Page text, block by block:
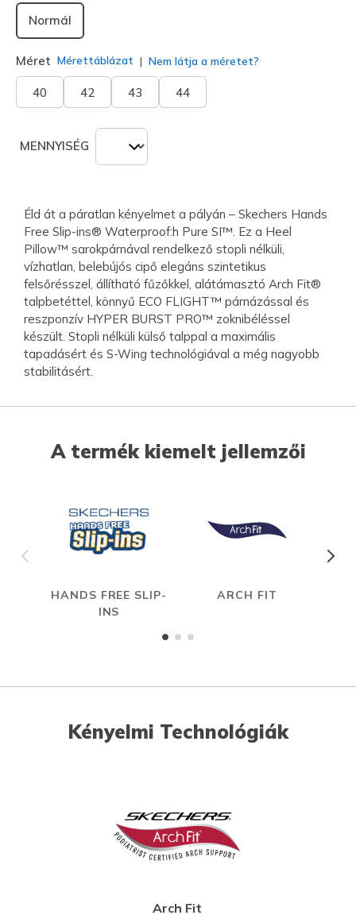
Normál
Méret Mérettáblázat Nem látja a méretet?
40 42 43 44
MENNYISÉG
Éld át a páratlan kényelmet a pályán – Skechers Hands
Free Slip-ins® Waterproof:h Pure SI™. Ez a Heel
Pillow™ sarokpárnával rendelkező stopli nélküli,
vízhatlan, belebújós cipő elegáns szintetikus
felsőrésszel, állítható fűzőkkel, alátámasztó Arch Fit®
talpbetéttel, könnyű ECO FLIGHT™ párnázással és
reszponzív HYPER BURST PRO™ zoknibéléssel
készült. Stopli nélküli külső talppal a maximális
tapadásért és S-Wing technológiával a még nagyobb
stabilitásért.
A termék kiemelt jellemzői
HANDS FREE SLIP-
INS
ARCH FIT
Kényelmi Technológiák
Arch Fit